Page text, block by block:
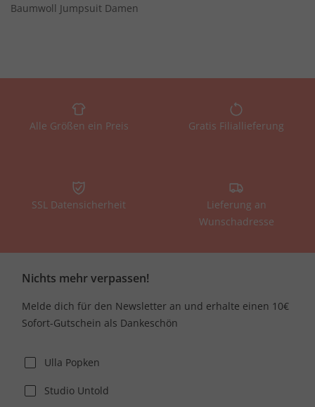
Baumwoll Jumpsuit Damen
Alle Größen ein Preis Gratis Filiallieferung
SSL Datensicherheit
Lieferung an
Wunschadresse
Nichts mehr verpassen!
Melde dich für den Newsletter an und erhalte einen 10€
Sofort-Gutschein als Dankeschön
Ulla Popken
Studio Untold